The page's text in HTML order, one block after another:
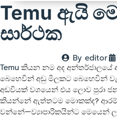
Temu ඇයි
සාර්ථක
By editor
Temu කියන නම අද
බෙහෙවින් අඩු මිලකට බෙහෙවින්
අඩවියක් වශයෙන් එය ලොව පුරා
කියන්නේ ඇත්තටම මොකක්ද?
වන්නේ—ව්‍යාපාරිකයින්ට මෙයෙන්